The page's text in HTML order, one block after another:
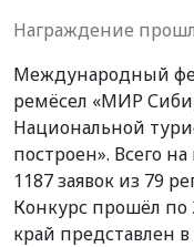
Награждение
Международный
ремёсел «МИР
Национальной
построен». Всего
1187 заявок из 79
Конкурс прошёл по
край представлен